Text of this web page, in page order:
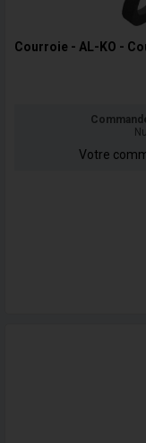
Courroie - AL-KO -
Votre